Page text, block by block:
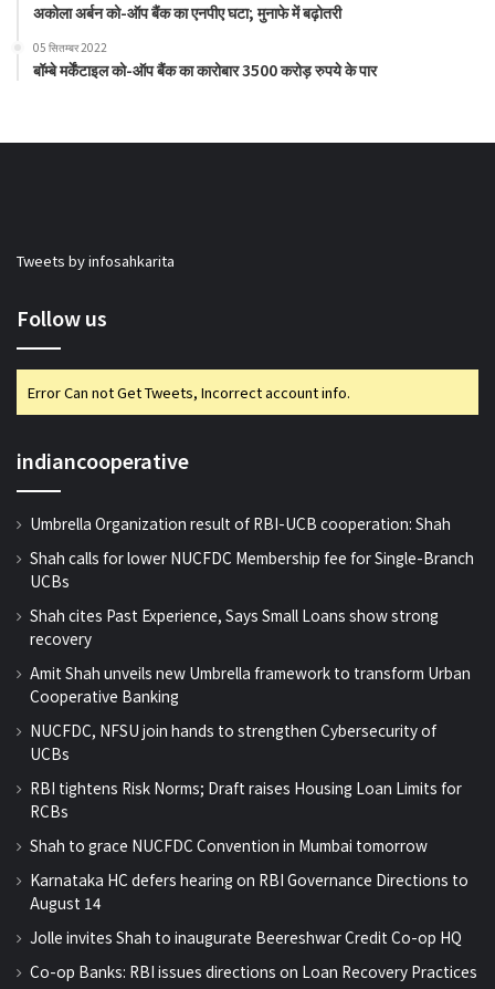
अकोला अर्बन को-ऑप बैंक का एनपीए घटा; मुनाफे में बढ़ोतरी
05 सितम्बर 2022
बॉम्बे मर्केंटाइल को-ऑप बैंक का कारोबार 3500 करोड़ रुपये के पार
Tweets by infosahkarita
Follow us
Error Can not Get Tweets, Incorrect account info.
indiancooperative
Umbrella Organization result of RBI-UCB cooperation: Shah
Shah calls for lower NUCFDC Membership fee for Single-Branch
UCBs
Shah cites Past Experience, Says Small Loans show strong
recovery
Amit Shah unveils new Umbrella framework to transform Urban
Cooperative Banking
NUCFDC, NFSU join hands to strengthen Cybersecurity of
UCBs
RBI tightens Risk Norms; Draft raises Housing Loan Limits for
RCBs
Shah to grace NUCFDC Convention in Mumbai tomorrow
Karnataka HC defers hearing on RBI Governance Directions to
August 14
Jolle invites Shah to inaugurate Beereshwar Credit Co-op HQ
Co-op Banks: RBI issues directions on Loan Recovery Practices